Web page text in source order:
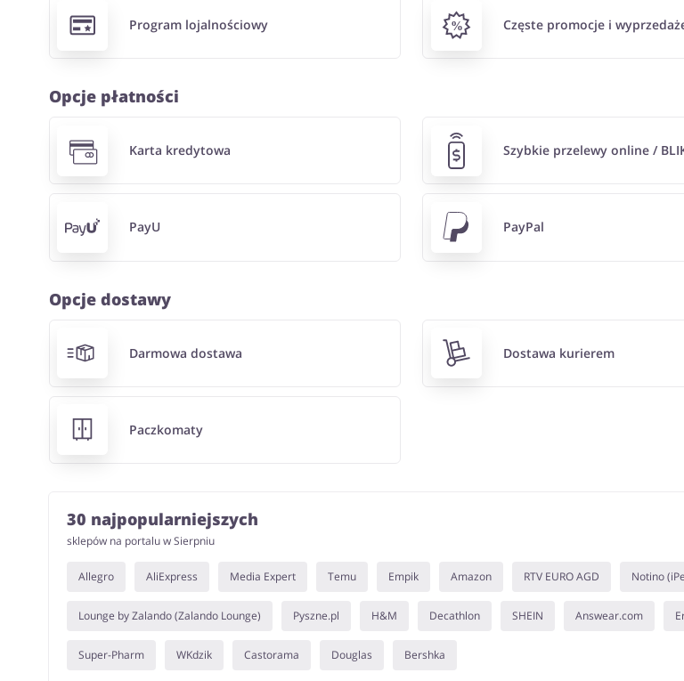
Program lojalnościowy Częste promocje i
Opcje płatności
Karta kredytowa Szybkie przelewy online /
PayU PayPal
Opcje dostawy
Darmowa dostawa Dostawa kurierem
Paczkomaty
30 najpopularniejszych
sklepów na portalu w Sierpniu
Allegro AliExpress Media Expert Temu Empik Amazon RTV EURO AGD Notino
Lounge by Zalando (Zalando Lounge) Pyszne.pl H&M Decathlon SHEIN Answear.com
Super-Pharm WKdzik Castorama Douglas Bershka